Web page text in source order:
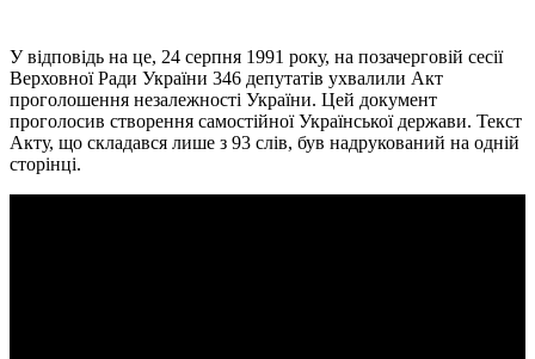
У відповідь на це, 24 серпня 1991 року, на позачерговій сесії
Верховної Ради України 346 депутатів ухвалили Акт
проголошення незалежності України. Цей документ
проголосив створення самостійної Української держави. Текст
Акту, що складався лише з 93 слів, був надрукований на одній
сторінці.